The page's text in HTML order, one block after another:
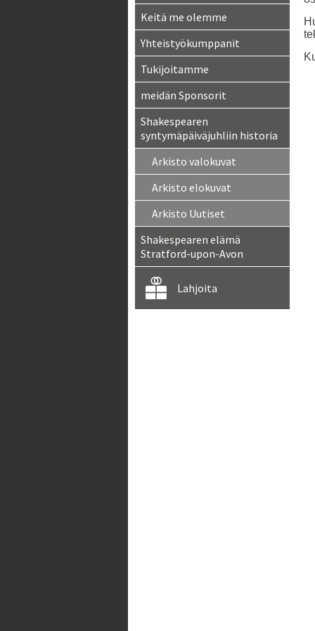
Keitä me olemme
Yhteistyökumppanit
Tukijoitamme
meidän Sponsorit
Shakespearen
syntymäpäiväjuhliin historia
Arkisto valokuvat
Arkisto elokuvat
Arkisto Uutiset
Shakespearen elämä
Stratford-upon-Avon
Lahjoita